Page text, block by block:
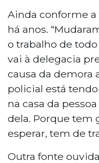
Ainda conforme a
há anos.
o trabalho de
vai à delegacia
causa da demora
policial está
na casa da
dela. Porque tem
esperar, tem de
Outra fonte